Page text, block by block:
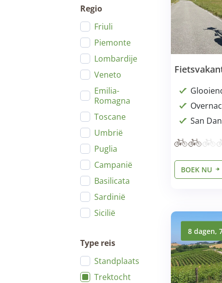
Regio
Friuli
Piemonte
Lombardije
Veneto
Emilia-
Romagna
Toscane
Umbrië
Puglia
Campanië
Basilicata
Sardinië
Sicilië
Type reis
Standplaats
Trektocht
San
BOEK NU
8 dagen,